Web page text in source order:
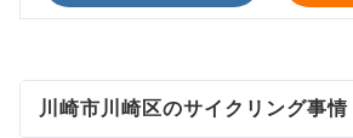
川崎市川崎区のサイクリング事情